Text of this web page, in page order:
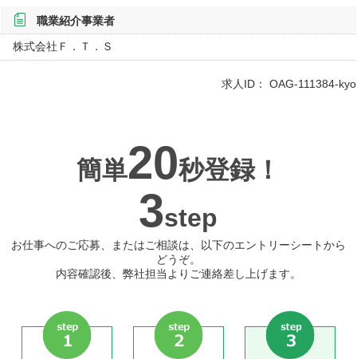
職業紹介事業者
株式会社Ｆ．Ｔ．Ｓ
求人ID： OAG-111384-kyo
簡単20秒登録！
3step
お仕事へのご応募、またはご相談は、以下のエントリーシートから
どうぞ。
内容確認後、弊社担当よりご連絡差し上げます。